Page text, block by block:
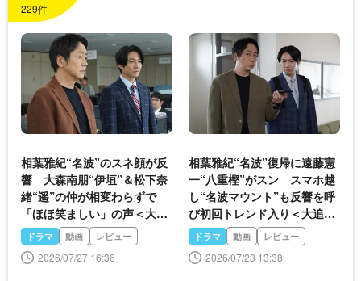
229件
相葉雅紀“名波”のスネ顔が反
響 大森南朋“伊垣”＆松下奈
緒“遥”の仲が相変わらずで
「ほほ笑ましい」の声＜大追
跡＞
ドラマ 動画 レビュー
2026/07/27 16:36
相葉雅紀“名波”復帰に遠藤憲
一“八重樫”がスン スマホ越
し“名波マウント”も反響を呼
び初回トレンド入り＜大追跡
＞ドラマ 動画 レビュー
2026/07/23 13:38